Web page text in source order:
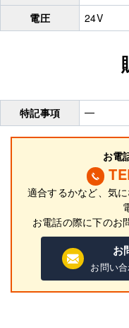
電圧
24V
特記事項 ━
お電
適合するかなど、気
お電話の際に下のお
お
お問い